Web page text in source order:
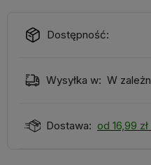
Dostępność:
Wysyłka w:
Dostawa: od 16,99 zł